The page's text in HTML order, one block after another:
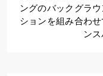
ングのバックグラ
ションを組み合わ
ン